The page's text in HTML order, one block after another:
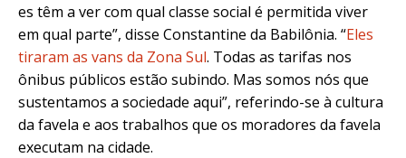
es têm a ver com qual classe social é permitida viver
em qual parte”, disse Constantine da Babilônia. “Eles
tiraram as vans da Zona Sul. Todas as tarifas nos
ônibus públicos estão subindo. Mas somos nós que
sustentamos a sociedade aqui”, referindo-se à cultura
da favela e aos trabalhos que os moradores da favela
executam na cidade.